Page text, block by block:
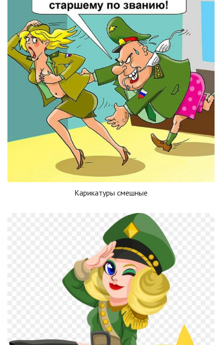
Карикатуры смешные